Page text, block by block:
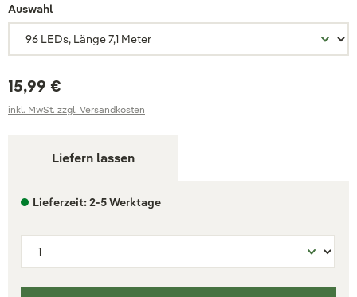
Auswahl
15,99 €
inkl. MwSt. zzgl. Versandkosten
Liefern lassen
Lieferzeit: 2-5 Werktage